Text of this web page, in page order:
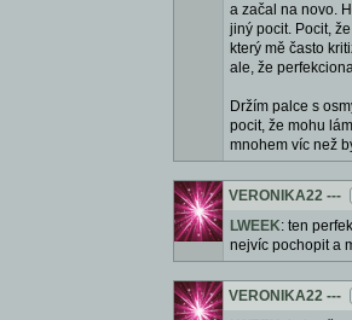
a začal na novo.
jiný pocit. Pocit,
který mě často
ale, že
Držím palce s
pocit, že mohu
mnohem víc než
VERONIKA22 ---
LWEEK: ten
nejvíc pochopit a
VERONIKA22 ---